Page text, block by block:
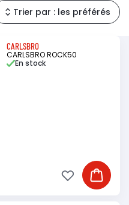
Trier par : les préférés
CARLSBRO
CARLSBRO ROCK50
En stock
Ajouter
Ajouter à ma